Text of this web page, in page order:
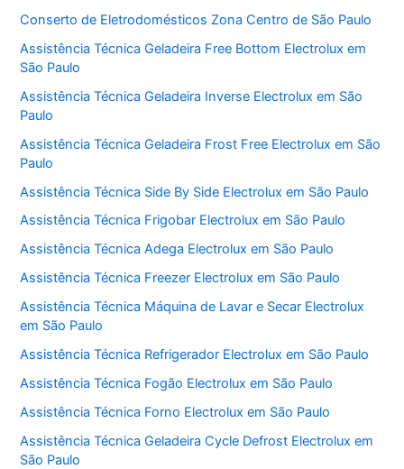
Conserto de Eletrodomésticos Zona Centro de São Paulo
Assistência Técnica Geladeira Free Bottom Electrolux em
São Paulo
Assistência Técnica Geladeira Inverse Electrolux em São
Paulo
Assistência Técnica Geladeira Frost Free Electrolux em São
Paulo
Assistência Técnica Side By Side Electrolux em São Paulo
Assistência Técnica Frigobar Electrolux em São Paulo
Assistência Técnica Adega Electrolux em São Paulo
Assistência Técnica Freezer Electrolux em São Paulo
Assistência Técnica Máquina de Lavar e Secar Electrolux
em São Paulo
Assistência Técnica Refrigerador Electrolux em São Paulo
Assistência Técnica Fogão Electrolux em São Paulo
Assistência Técnica Forno Electrolux em São Paulo
Assistência Técnica Geladeira Cycle Defrost Electrolux em
São Paulo